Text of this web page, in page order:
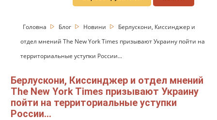
Головна Блог Новини
Берлускони, Киссинджер и
отдел мнений The New York Times призывают Украину пойти на
территориальные уступки России...
Берлускони, Киссинджер и отдел мнений
The New York Times призывают Украину
пойти на территориальные уступки
России...